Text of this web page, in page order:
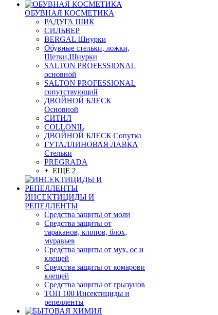
ОБУВНАЯ КОСМЕТИКА
РАДУГА ШИК
СИЛЬВЕР
BERGAL Шнурки
Обувные стельки, ложки,
Щетки,Шнурки
SALTON PROFESSIONAL
основной
SALTON PROFESSIONAL
сопутствующий
ДВОЙНОЙ БЛЕСК
Основной
СИТИЛ
COLLONIL
ДВОЙНОЙ БЛЕСК Сопутка
ГУТАЛЛИНОВАЯ ЛАВКА
Стельки
PREGRADA
+ ЕЩЕ 2
ИНСЕКТИЦИДЫ И
РЕПЕЛЛЕНТЫ
Средства защиты от моли
Средства защиты от
тараканов, клопов, блох,
муравьев
Средства защиты от мух, ос и
клещей
Средства защиты от комарови
клещей
Средства защиты от грызунов
ТОП 100 Инсектициды и
репелленты